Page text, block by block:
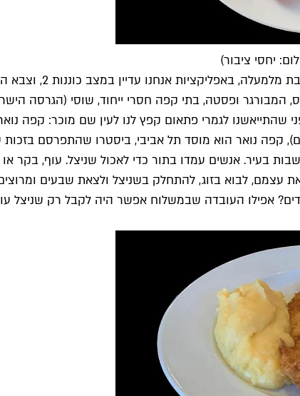
יחסי ציבור)
רק שאז התברר
המבורגר ופסטה, בתי קפה חסרי ייחוד, שוסי (הגרסה
שהתייאשנו לגמרי פתאום קפץ לנו לעין שם מוכר: קפה
נואר הוא מוסד תל אביבי, ביסטרו שהתפרסם בזכות
בעיר. אנשים עמדו בתור כדי לאכול שניצל. עוף, בקר
עצמם, לבוא בזוג, להתחלק בשניצל ולצאת שבעים
אפילו העובדה שבמשלוח אפשר היה לקבל רק שניצל עוף